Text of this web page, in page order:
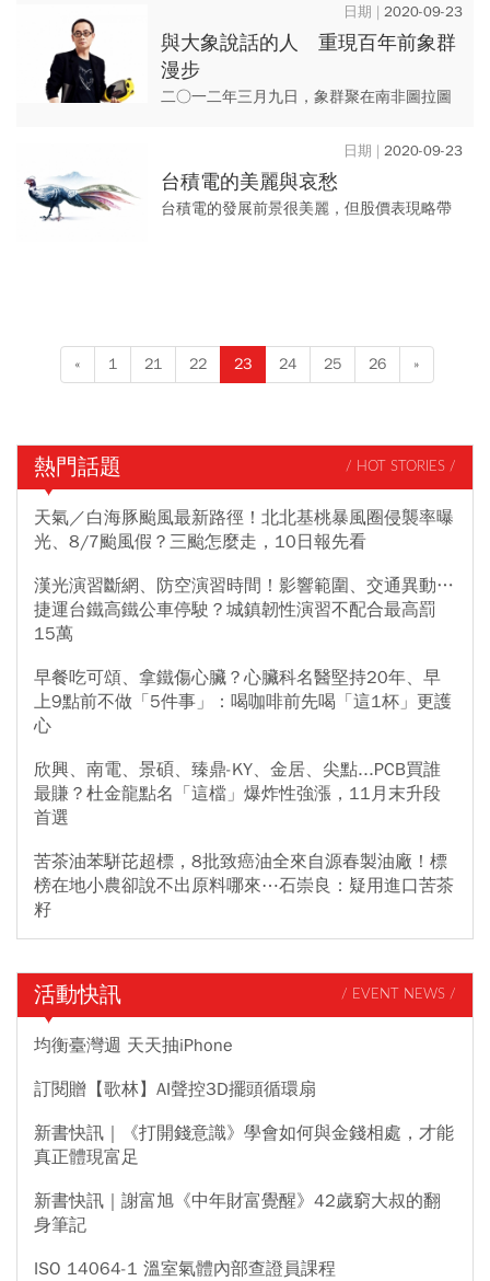
2020-09-23
與大象說話的人 重現百年前象群
漫步
二○一二年三月九日，象群聚在南非圖拉圖
鳴叫。 這是勞倫斯．安東尼的住所，動物們
正在哀悼他的離世，他不...
2020-09-23
台積電的美麗與哀愁
台積電的發展前景很美麗，但股價表現略帶
« 1 21 22 23 24 25 26 »
熱門話題 / HOT STORIES /
天氣／白海豚颱風最新路徑！北北基桃暴風圈侵襲率曝
光、8/7颱風假？三颱怎麼走，10日報先看
漢光演習斷網、防空演習時間！影響範圍、交通異動…
捷運台鐵高鐵公車停駛？城鎮韌性演習不配合最高罰
15萬
早餐吃可頌、拿鐵傷心臟？心臟科名醫堅持20年、早
上9點前不做「5件事」：喝咖啡前先喝「這1杯」更護
心
欣興、南電、景碩、臻鼎-KY、金居、尖點...PCB買誰
最賺？杜金龍點名「這檔」爆炸性強漲，11月末升段
首選
苦茶油苯駢芘超標，8批致癌油全來自源春製油廠！標
榜在地小農卻說不出原料哪來⋯石崇良：疑用進口苦茶
籽
活動快訊 / EVENT NEWS /
均衡臺灣週 天天抽iPhone
訂閱贈【歌林】AI聲控3D擺頭循環扇
新書快訊｜《打開錢意識》學會如何與金錢相處，才能
真正體現富足
新書快訊｜謝富旭《中年財富覺醒》42歲窮大叔的翻
身筆記
ISO 14064-1 溫室氣體內部查證員課程